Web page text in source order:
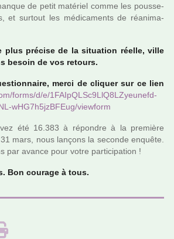
de petit maté­riel comme les pousse-
et sur­tout les médi­ca­ments de réa­ni­ma­
plus pré­cise de la situa­tion réelle, ville
besoin de vos retours.
merci de cli­quer sur ce lien
forms/d/e/1FAIp­QLSc9Ll­Q8L­Zyeu­nefd­
wHG7h5­jzB­FEug/view­form
été 16.383 à répon­dre à la pre­mière
mars, nous lan­çons la seconde enquête.
par avance pour votre par­ti­ci­pa­tion !
Bon cou­rage à tous.